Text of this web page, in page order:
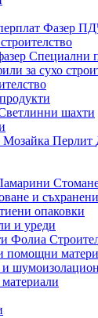
Фазер
Специални
за сухо
шахти
Мозайкa Перлит
и
опаковки
и уреди
Фолиа
помощни
и